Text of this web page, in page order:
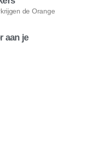
de Orange
aan je